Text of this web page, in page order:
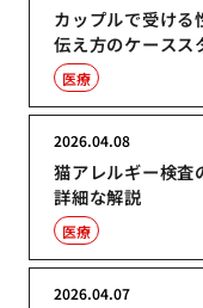
カップルで受ける
伝え方のケースス
医療
猫アレルギー検査
詳細な解説
2026.04.08
医療
2026.04.07